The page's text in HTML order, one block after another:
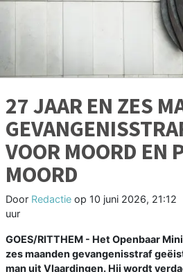
27 JAAR EN ZES
VOOR MOORD EN
MOORD
Door Redactie op 10 juni 2026, 21:12
uur
GOES/RITTHEM - Het Openbaar
zes maanden gevangenisstraf
man uit Vlaardingen. Hij wordt